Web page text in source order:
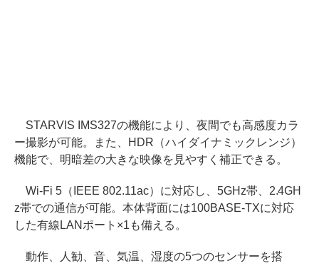
STARVIS IMS327の機能により、夜間でも高感度カラ
ー撮影が可能。また、HDR（ハイダイナミックレンジ）
機能で、明暗差の大きな映像を見やすく補正できる。
Wi-Fi 5（IEEE 802.11ac）に対応し、5GHz帯、2.4GH
z帯での通信が可能。本体背面には100BASE-TXに対応
した有線LANポート×1も備える。
動作、人勧、音、気温、湿度の5つのセンサーを搭